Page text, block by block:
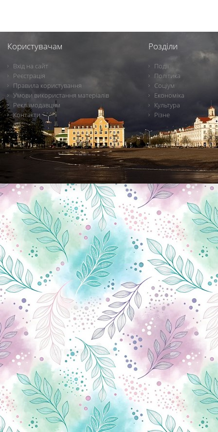
Користувачам
Вхід на сайт
Реєстрація
Правила користування
Умови використання матеріалів
Рекламодавцям
Контакти
Розділи
Події
Політика
Соціум
Економіка
Культура
Різне
Новини Чернігова, Чернігівські новини, Чернігівський формат, новини Чернігова, події в Чернігові: політика, економіка, аналітика, культура, відеоновини, екологія, спортивний Чернігів, туризм, Чернігів